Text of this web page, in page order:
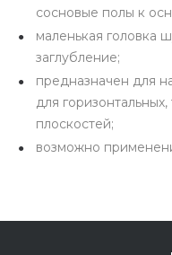
сосновые полы к
маленькая головка
заглубление;
предназначен для
для
плоскостей;
возможно